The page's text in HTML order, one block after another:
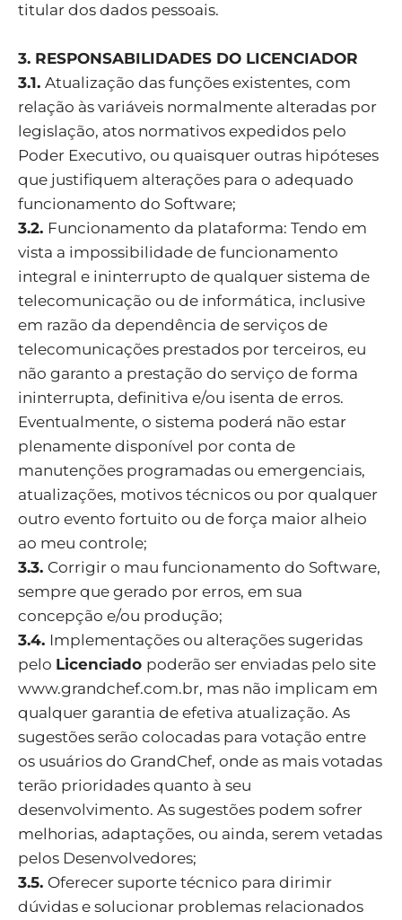
titular dos dados pessoais.
3. RESPONSABILIDADES DO LICENCIADOR
3.1. Atualização das funções existentes, com
relação às variáveis normalmente alteradas por
legislação, atos normativos expedidos pelo
Poder Executivo, ou quaisquer outras hipóteses
que justifiquem alterações para o adequado
funcionamento do Software;
3.2. Funcionamento da plataforma: Tendo em
vista a impossibilidade de funcionamento
integral e ininterrupto de qualquer sistema de
telecomunicação ou de informática, inclusive
em razão da dependência de serviços de
telecomunicações prestados por terceiros, eu
não garanto a prestação do serviço de forma
ininterrupta, definitiva e/ou isenta de erros.
Eventualmente, o sistema poderá não estar
plenamente disponível por conta de
manutenções programadas ou emergenciais,
atualizações, motivos técnicos ou por qualquer
outro evento fortuito ou de força maior alheio
ao meu controle;
3.3. Corrigir o mau funcionamento do Software,
sempre que gerado por erros, em sua
concepção e/ou produção;
3.4. Implementações ou alterações sugeridas
pelo Licenciado poderão ser enviadas pelo site
www.grandchef.com.br, mas não implicam em
qualquer garantia de efetiva atualização. As
sugestões serão colocadas para votação entre
os usuários do GrandChef, onde as mais votadas
terão prioridades quanto à seu
desenvolvimento. As sugestões podem sofrer
melhorias, adaptações, ou ainda, serem vetadas
pelos Desenvolvedores;
3.5. Oferecer suporte técnico para dirimir
dúvidas e solucionar problemas relacionados